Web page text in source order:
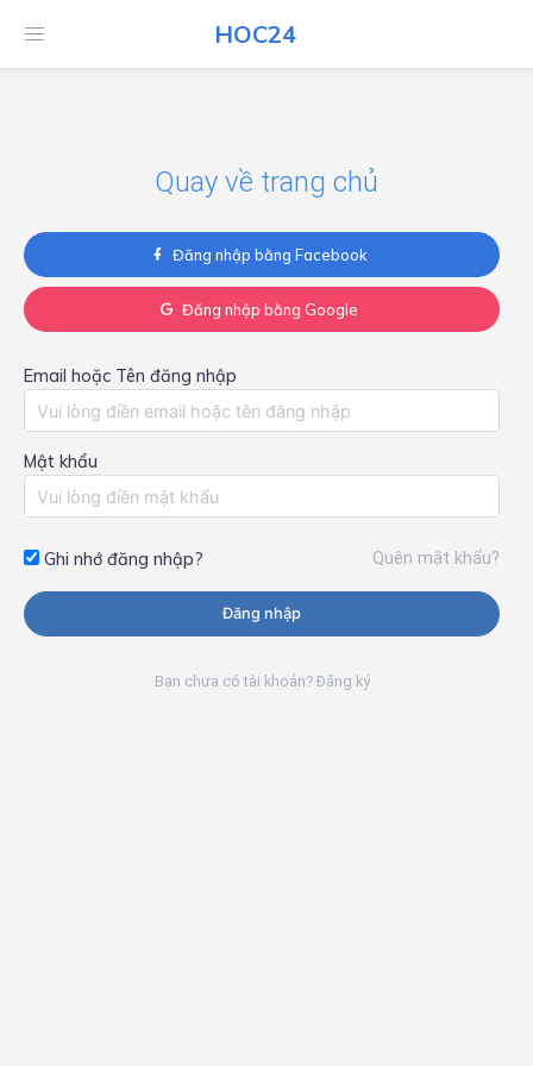
HOC24
HOC24
Quay về trang chủ
Đăng nhập bằng Facebook
Đăng nhập bằng Google
Email hoặc Tên đăng nhập
Mật khẩu
Ghi nhớ đăng nhập? Quên mật khẩu?
Đăng nhập
Bạn chưa có tài khoản? Đăng ký